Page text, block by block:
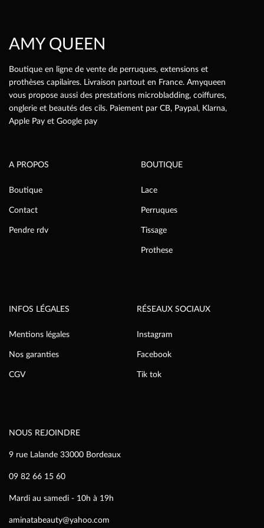
AMY QUEEN
Boutique en ligne de vente de perruques, extensions et
prothèses capilaires. Livraison partout en France. Amyqueen
vous propose aussi des prestations microbladding, coiffures,
onglerie et beautés des cils. Paiement par CB, Paypal, Klarna,
Apple Pay et Google pay
A PROPOS
Boutique
Contact
Pendre rdv
BOUTIQUE
Lace
Perruques
Tissage
Prothese
INFOS LÉGALES
Mentions légales
Nos garanties
CGV
RÉSEAUX SOCIAUX
Instagram
Facebook
Tik tok
NOUS REJOINDRE
9 rue Lalande 33000 Bordeaux
09 82 66 15 60
Mardi au samedi - 10h à 19h
aminatabeauty@yahoo.com